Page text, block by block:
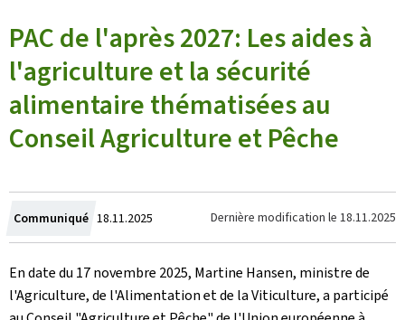
PAC de l'après 2027: Les aides à
l'agriculture et la sécurité
alimentaire thématisées au
Conseil Agriculture et Pêche
Communiqué Crée
le
18.11.2025 Dernière modification le 18.11.2025
En date du 17 novembre 2025, Martine Hansen, ministre de
l'Agriculture, de l'Alimentation et de la Viticulture, a participé